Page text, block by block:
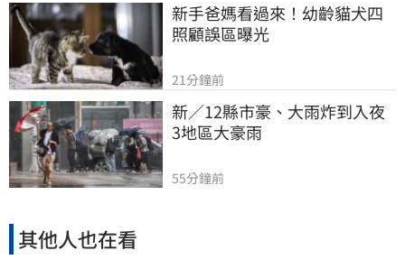
新手爸媽看過來！幼齡貓犬四
照顧誤區曝光
21分鐘前
新／12縣市豪、大雨炸到入夜
3地區大豪雨
55分鐘前
其他人也在看